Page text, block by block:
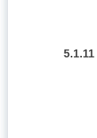
5.1.11